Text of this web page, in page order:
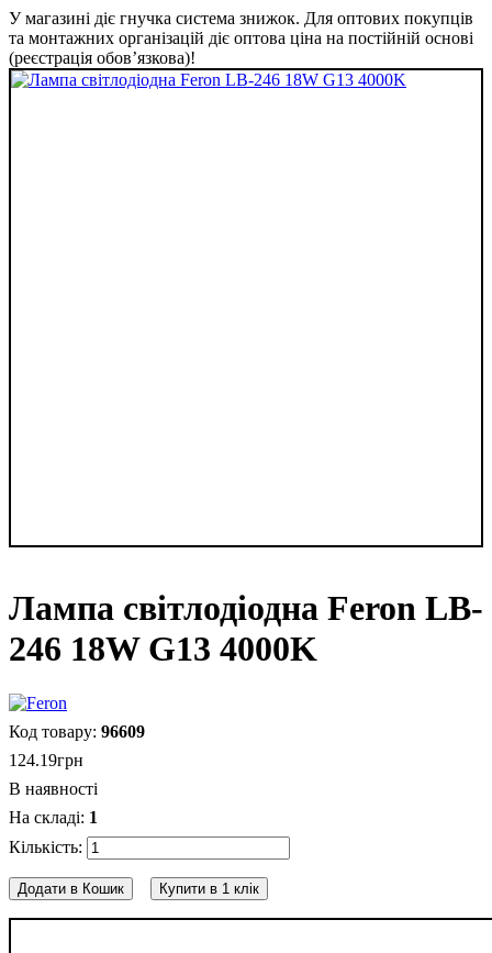
У магазині діє гнучка система знижок. Для оптових покупців
та монтажних організацій діє оптова ціна на постійній основі
(реєстрація обов’язкова)!
Лампа світлодіодна Feron LB-
246 18W G13 4000K
96609
124.19грн
В наявності
1
Додати в Кошик Купити в 1 клік